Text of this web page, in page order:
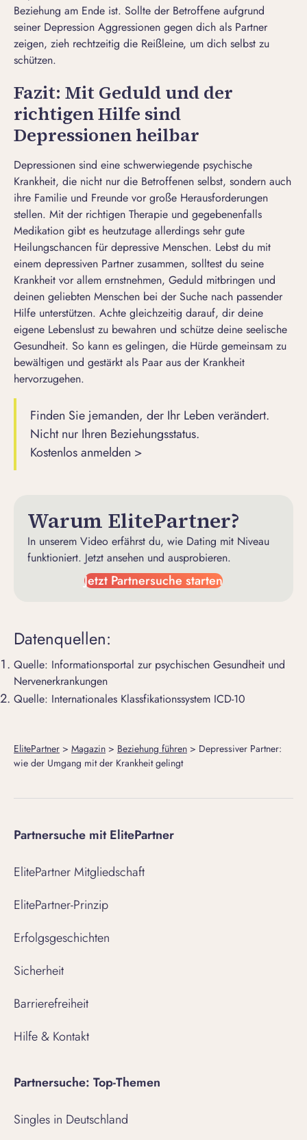
Beziehung am Ende ist. Sollte der Betroffene aufgrund
seiner Depression Aggressionen gegen dich als Partner
zeigen, zieh rechtzeitig die Reißleine, um dich selbst zu
schützen.
Fazit: Mit Geduld und der
richtigen Hilfe sind
Depressionen heilbar
Depressionen sind eine schwerwiegende psychische
Krankheit, die nicht nur die Betroffenen selbst, sondern auch
ihre Familie und Freunde vor große Herausforderungen
stellen. Mit der richtigen Therapie und gegebenenfalls
Medikation gibt es heutzutage allerdings sehr gute
Heilungschancen für depressive Menschen. Lebst du mit
einem depressiven Partner zusammen, solltest du seine
Krankheit vor allem ernstnehmen, Geduld mitbringen und
deinen geliebten Menschen bei der Suche nach passender
Hilfe unterstützen. Achte gleichzeitig darauf, dir deine
eigene Lebenslust zu bewahren und schütze deine seelische
Gesundheit. So kann es gelingen, die Hürde gemeinsam zu
bewältigen und gestärkt als Paar aus der Krankheit
hervorzugehen.
Finden Sie jemanden, der Ihr Leben verändert.
Nicht nur Ihren Beziehungsstatus.
Kostenlos anmelden >
Warum ElitePartner?
In unserem Video erfährst du, wie Dating mit Niveau
funktioniert. Jetzt ansehen und ausprobieren.
Jetzt Partnersuche starten
Datenquellen:
Quelle: Informationsportal zur psychischen Gesundheit und
Nervenerkrankungen
Quelle: Internationales Klassfikationssystem ICD-10
ElitePartner > Magazin > Beziehung führen > Depressiver Partner:
wie der Umgang mit der Krankheit gelingt
Partnersuche mit ElitePartner
ElitePartner Mitgliedschaft
ElitePartner-Prinzip
Erfolgsgeschichten
Sicherheit
Barrierefreiheit
Hilfe & Kontakt
Partnersuche: Top-Themen
Singles in Deutschland